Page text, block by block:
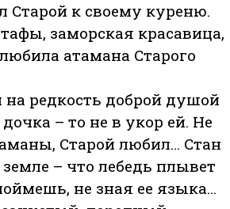
Старой к своему куреню.
заморская красавица,
атамана Старого
редкость доброй душой
– то не в укор ей. Не
Старой любил… Стан
– что лебедь плывет
не зная ее языка…